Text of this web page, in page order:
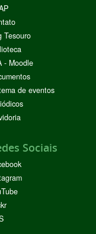
Tesouro
- Moodle
de eventos
Sociais